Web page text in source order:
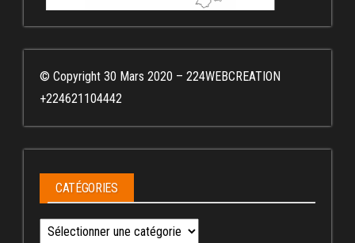
© Copyright 30 Mars 2020 – 224WEBCREATION
+224621104442
CATÉGORIES
Catégories